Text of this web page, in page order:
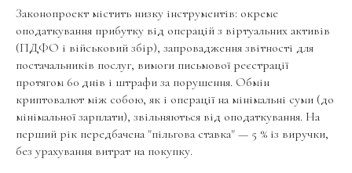
Законопроект містить низку інструментів: окреме
оподаткування прибутку від операцій з віртуальних активів
(ПДФО і військовий збір), запровадження звітності для
постачальників послуг, вимоги письмової реєстрації
протягом 60 днів і штрафи за порушення. Обмін
криптовалют між собою, як і операції на мінімальні суми (до
мінімальної зарплати), звільняються від оподаткування. На
перший рік передбачена "пільгова ставка" — 5 % із виручки,
без урахування витрат на покупку.